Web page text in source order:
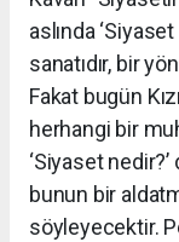
aslında
sanatıdır, bir
Fakat bugün
herhangi bir
‘Siyaset
bunun bir
söyleyecektir.